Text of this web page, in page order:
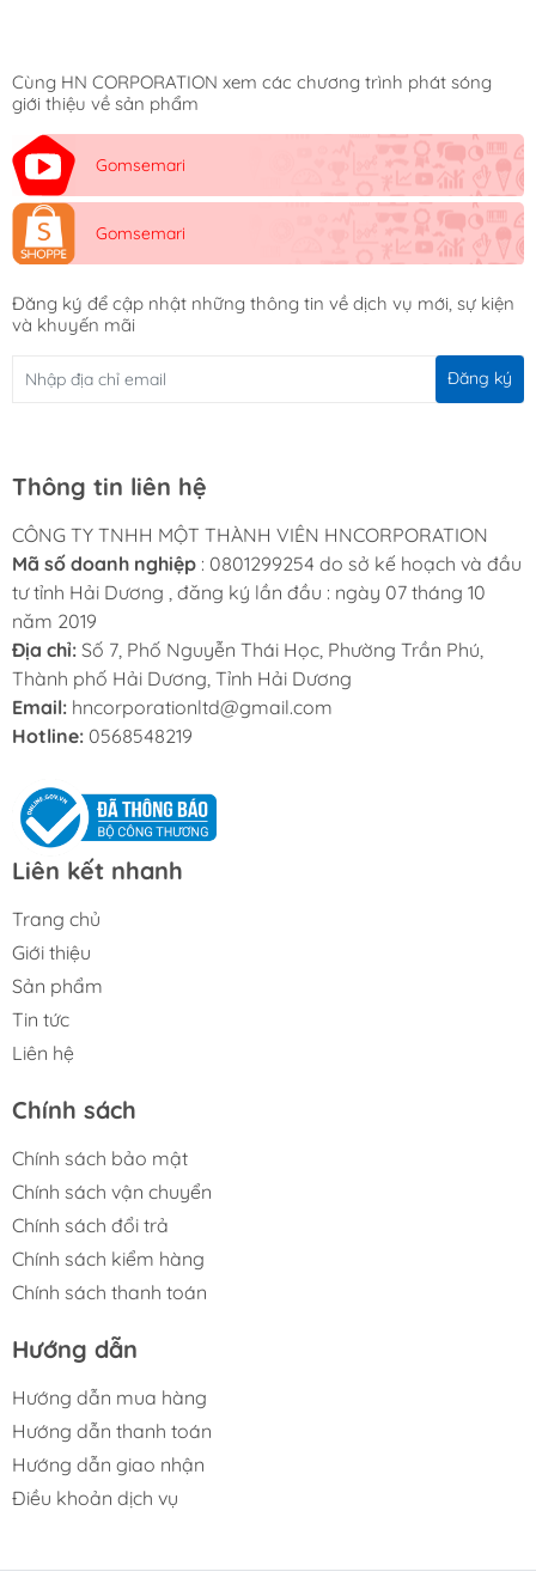
Cùng HN CORPORATION xem các chương trình phát sóng
giới thiệu về sản phẩm
Gomsemari
Gomsemari
Đăng ký để cập nhật những thông tin về dịch vụ mới, sự kiện
và khuyến mãi
Đăng ký
Thông tin liên hệ
CÔNG TY TNHH MỘT THÀNH VIÊN HNCORPORATION
Mã số doanh nghiệp : 0801299254 do sở kế hoạch và đầu
tư tỉnh Hải Dương , đăng ký lần đầu : ngày 07 tháng 10
năm 2019
Địa chỉ: Số 7, Phố Nguyễn Thái Học, Phường Trần Phú,
Thành phố Hải Dương, Tỉnh Hải Dương
Email: hncorporationltd@gmail.com
Hotline: 0568548219
Liên kết nhanh
Trang chủ
Giới thiệu
Sản phẩm
Tin tức
Liên hệ
Chính sách
Chính sách bảo mật
Chính sách vận chuyển
Chính sách đổi trả
Chính sách kiểm hàng
Chính sách thanh toán
Hướng dẫn
Hướng dẫn mua hàng
Hướng dẫn thanh toán
Hướng dẫn giao nhận
Điều khoản dịch vụ